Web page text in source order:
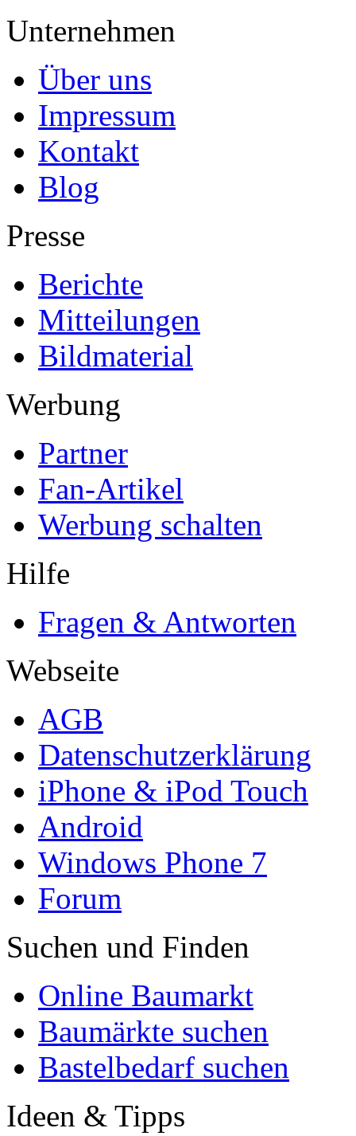
Unternehmen
Über uns
Impressum
Kontakt
Blog
Presse
Berichte
Mitteilungen
Bildmaterial
Werbung
Partner
Fan-Artikel
Werbung schalten
Hilfe
Fragen & Antworten
Webseite
AGB
Datenschutzerklärung
iPhone & iPod Touch
Android
Windows Phone 7
Forum
Suchen und Finden
Online Baumarkt
Baumärkte suchen
Bastelbedarf suchen
Ideen & Tipps